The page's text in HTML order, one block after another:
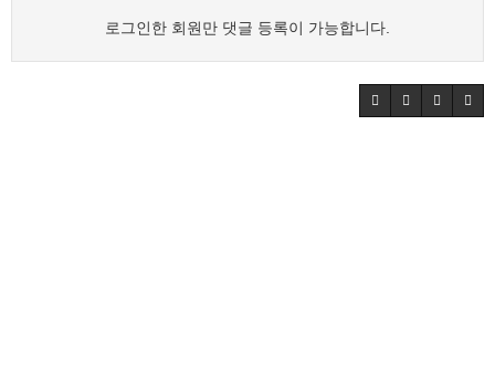
로그인한 회원만 댓글 등록이 가능합니다.